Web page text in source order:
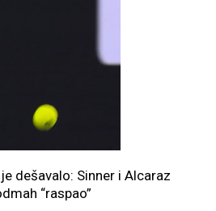
dešavalo: Sinner i Alcaraz
“raspao”